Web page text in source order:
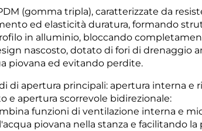
(gomma tripla), caratterizzate da
ed elasticità duratura, formando
in alluminio, bloccando
nascosto, dotato di fori di drenaggio
piovana ed evitando perdite.
di apertura principali: apertura interna e
e apertura scorrevole bidirezionale:
funzioni di ventilazione interna e
piovana nella stanza e facilitando la